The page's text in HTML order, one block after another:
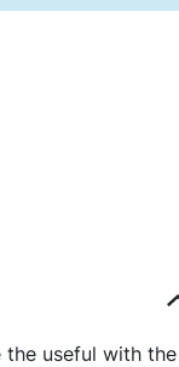
useful with the